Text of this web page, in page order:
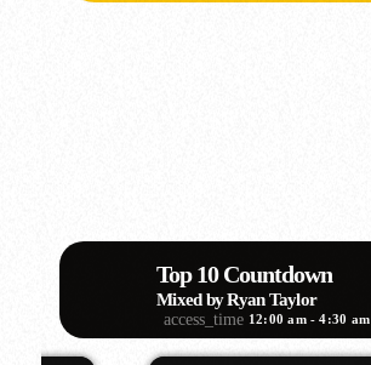
Top 10 Countdown
Mixed by Ryan Taylor
access_time 12:00 am - 4:30 am